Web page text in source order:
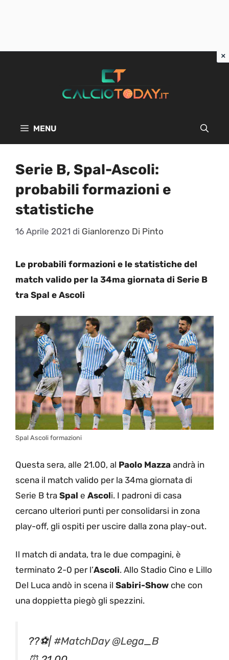
MENU
Serie B, Spal-Ascoli:
probabili formazioni e
statistiche
16 Aprile 2021 di Gianlorenzo Di Pinto
Le probabili formazioni e le statistiche del
match valido per la 34ma giornata di Serie B
tra Spal e Ascoli
Spal Ascoli formazioni
Questa sera, alle 21.00, al Paolo Mazza andrà in
scena il match valido per la 34ma giornata di
Serie B tra Spal e Ascoli. I padroni di casa
cercano ulteriori punti per consolidarsi in zona
play-off, gli ospiti per uscire dalla zona play-out.
Il match di andata, tra le due compagini, è
terminato 2-0 per l’Ascoli. Allo Stadio Cino e Lillo
Del Luca andò in scena il Sabiri-Show che con
una doppietta piegò gli spezzini.
??⚽️| #MatchDay @Lega_B